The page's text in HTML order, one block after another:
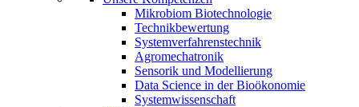
Mikrobiom Biotechnologie
Technikbewertung
Systemverfahrenstechnik
Agromechatronik
Sensorik und Modellierung
Data Science in der Bioökonomie
Systemwissenschaft